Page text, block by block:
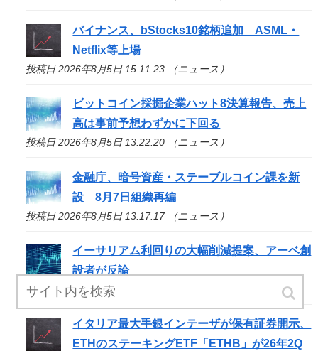
バイナンス、bStocks10銘柄追加 ASML・
Netflix等上場
投稿日 2026年8月5日 15:11:23 （ニュース）
ビットコイン採掘企業ハット8決算報告、売上
高は事前予想わずかに下回る
投稿日 2026年8月5日 13:22:20 （ニュース）
金融庁、暗号資産・ステーブルコイン課を新
設 8月7日組織再編
投稿日 2026年8月5日 13:17:17 （ニュース）
イーサリアム利回りの大幅削減提案、アーベ創
設者が反論
投稿日 2026年8月5日 12:30:58 （ニュース）
イタリア最大手銀インテーザが保有証券開示、
ETHのステーキングETF「ETHB」が26年2Q